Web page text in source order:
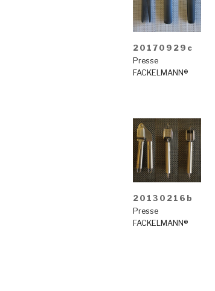
20170929c
Presse
FACKELMANN®
20130216b
Presse
FACKELMANN®